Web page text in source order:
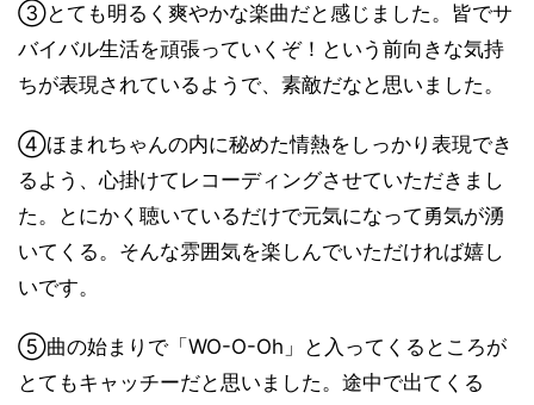
③とても明るく爽やかな楽曲だと感じました。皆でサ
バイバル生活を頑張っていくぞ！という前向きな気持
ちが表現されているようで、素敵だなと思いました。
④ほまれちゃんの内に秘めた情熱をしっかり表現でき
るよう、心掛けてレコーディングさせていただきまし
た。とにかく聴いているだけで元気になって勇気が湧
いてくる。そんな雰囲気を楽しんでいただければ嬉し
いです。
⑤曲の始まりで「WO-O-Oh」と入ってくるところが
とてもキャッチーだと思いました。途中で出てくる